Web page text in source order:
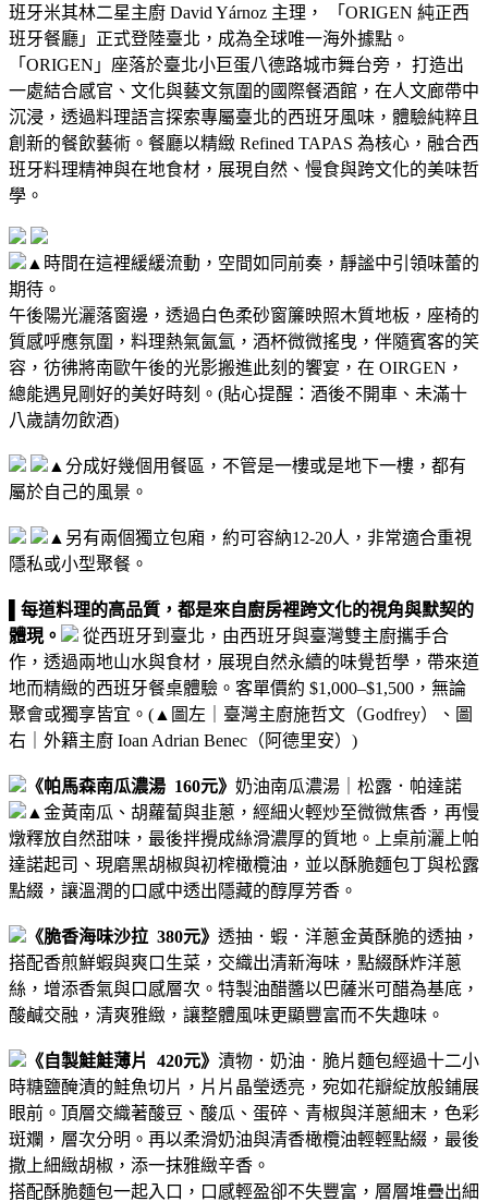
班牙米其林二星主廚 David Yárnoz 主理， 「ORIGEN 純正西
班牙餐廳」正式登陸臺北，成為全球唯一海外據點。
「ORIGEN」座落於臺北小巨蛋八德路城市舞台旁， 打造出
一處結合感官、文化與藝文氛圍的國際餐酒館，在人文廊帶中
沉浸，透過料理語言探索專屬臺北的西班牙風味，體驗純粹且
創新的餐飲藝術。 餐廳以精緻 Refined TAPAS 為核心，融合西
班牙料理精神與在地食材，展現自然、慢食與跨文化的美味哲
學。
▲時間在這裡緩緩流動，空間如同前奏，靜謐中引領味蕾的
期待。
午後陽光灑落窗邊，透過白色柔砂窗簾映照木質地板，座椅的
質感呼應氛圍，料理熱氣氤氳，酒杯微微搖曳，伴隨賓客的笑
容，彷彿將南歐午後的光影搬進此刻的饗宴，在 OIRGEN，
總能遇見剛好的美好時刻。 (貼心提醒：酒後不開車、未滿十
八歲請勿飲酒)
▲分成好幾個用餐區，不管是一樓或是地下一樓，都有
屬於自己的風景。
▲另有兩個獨立包廂，約可容納12-20人，非常適合重視
隱私或小型聚餐。
▌每道料理的高品質，都是來自廚房裡跨文化的視角與默契的
體現。
從西班牙到臺北，由西班牙與臺灣雙主廚攜手合
作，透過兩地山水與食材，展現自然永續的味覺哲學，帶來道
地而精緻的西班牙餐桌體驗。 客單價約 $1,000–$1,500，無論
聚會或獨享皆宜。 ( ▲ 圖左｜臺灣主廚施哲文（Godfrey）、圖
右｜外籍主廚 Ioan Adrian Benec（阿德里安）)
《帕馬森南瓜濃湯 160元》 奶油南瓜濃湯｜松露．帕達諾
▲ 金黃南瓜、胡蘿蔔與韭蔥，經細火輕炒至微微焦香，再慢
燉釋放自然甜味，最後拌攪成絲滑濃厚的質地。
上桌前灑上帕
達諾起司、現磨黑胡椒與初榨橄欖油，並以酥脆麵包丁與松露
點綴，讓溫潤的口感中透出隱藏的醇厚芳香。
《脆香海味沙拉 380元》 透抽．蝦．洋蔥金黃酥脆的透抽，
搭配香煎鮮蝦與爽口生菜，交織出清新海味，點綴酥炸洋蔥
絲，增添香氣與口感層次。 特製油醋醬以巴薩米可醋為基底，
酸鹹交融，清爽雅緻，讓整體風味更顯豐富而不失趣味。
《自製鮭鮭薄片 420元》 漬物．奶油．脆片麵包經過十二小
時糖鹽醃漬的鮭魚切片，片片晶瑩透亮，宛如花瓣綻放般鋪展
眼前。頂層交織著酸豆、酸瓜、蛋碎、青椒與洋蔥細末，色彩
斑斕，層次分明。再以柔滑奶油與清香橄欖油輕輕點綴，最後
撒上細緻胡椒，添一抹雅緻辛香。
搭配酥脆麵包一起入口，口感輕盈卻不失豐富，層層堆疊出細